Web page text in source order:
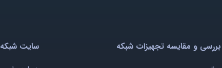
بررسی و مقایسه تجهیزات شبکه
سایت شبکه